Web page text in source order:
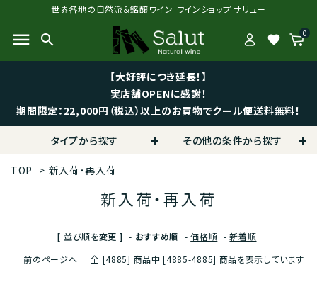
世界各地の自然派＆銘醸ワイン ワインショップ サリュー
menu search favorite 0
【大好評につき延長！】
実店舗OPENに感謝！
期間限定：22,000円（税込）以上のお買物でクール便送料無料！
タイプから探す その他の条件から探す
TOP > 新入荷・再入荷
新入荷・再入荷
[ 並び順を変更 ] - おすすめ順 -価格順 -新着順
前のページへ
全 [4885] 商品中 [4885-4885] 商品を表示しています